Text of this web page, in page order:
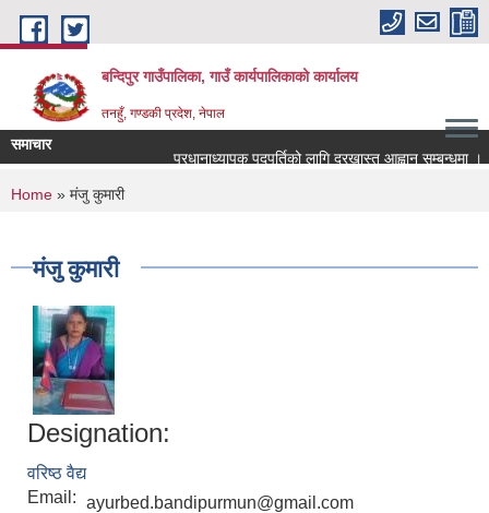
Skip to main content
बन्दिपुर गाउँपालिका, गाउँ कार्यपालिकाको कार्यालय
तनहुँ, गण्डकी प्रदेश, नेपाल
समाचार
प्रधानाध्यापक पदपुर्तिको लागि दरखास्त आह्वान सम्बन्धमा ।
You are here
Home » मंजु कुमारी
मंजु कुमारी
Designation:
वरिष्ठ वैद्य
Email: ayurbed.bandipurmun@gmail.com